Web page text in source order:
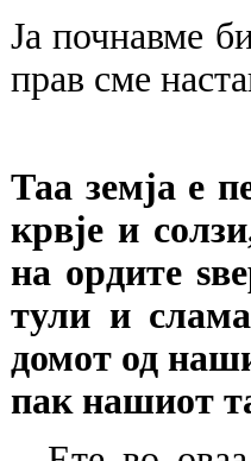
Ја почнавме
прав сме
Таа земја е
крвје и
на ордите
тули и
домот од
пак нашиот